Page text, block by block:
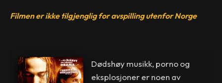
Filmen er ikke tilgjenglig for avspilling utenfor Norge
Dødshøy musikk, porno og
eksplosjoner er noen av